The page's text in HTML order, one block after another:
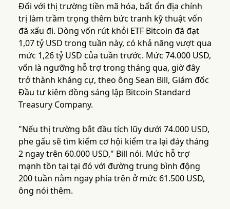
Đối với thị trường tiền mã hóa, bất ổn địa chính
trị làm trầm trọng thêm bức tranh kỹ thuật vốn
đã xấu đi. Dòng vốn rút khỏi ETF Bitcoin đã đạt
1,07 tỷ USD trong tuần này, có khả năng vượt qua
mức 1,26 tỷ USD của tuần trước. Mức 74.000 USD,
vốn là ngưỡng hỗ trợ trong tháng qua, giờ đây
trở thành kháng cự, theo ông Sean Bill, Giám đốc
Đầu tư kiêm đồng sáng lập Bitcoin Standard
Treasury Company.
"Nếu thị trường bắt đầu tích lũy dưới 74.000 USD,
phe gấu sẽ tìm kiếm cơ hội kiểm tra lại đáy tháng
2 ngay trên 60.000 USD," Bill nói. Mức hỗ trợ
mạnh tồn tại tại đó với đường trung bình động
200 tuần nằm ngay phía trên ở mức 61.500 USD,
ông nói thêm.